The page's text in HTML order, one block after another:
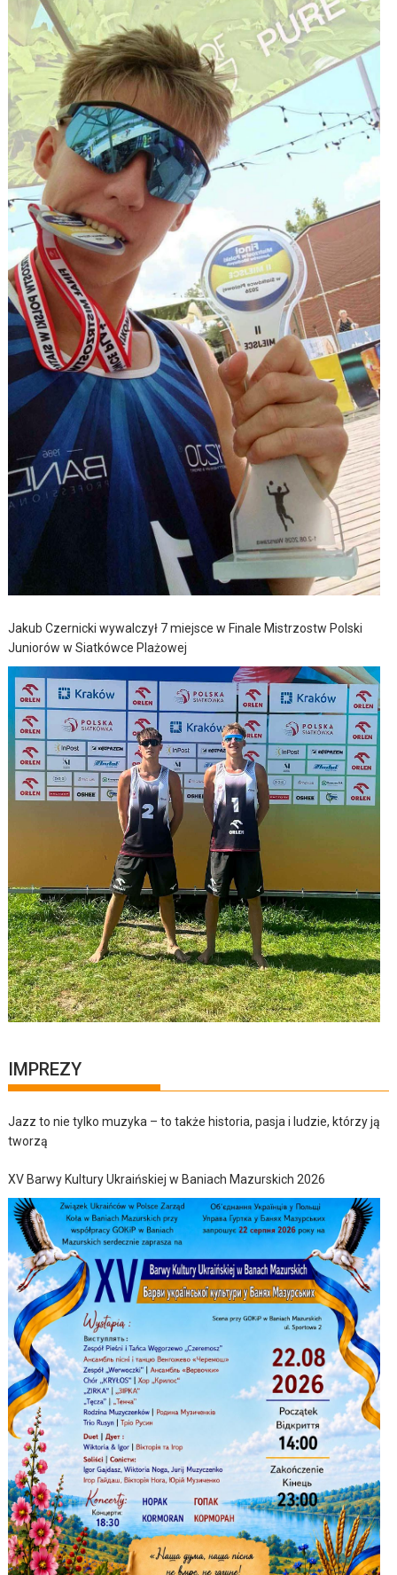
Jakub Czernicki wywalczył 7 miejsce w Finale Mistrzostw Polski
Juniorów w Siatkówce Plażowej
IMPREZY
Jazz to nie tylko muzyka – to także historia, pasja i ludzie, którzy ją
tworzą
XV Barwy Kultury Ukraińskiej w Baniach Mazurskich 2026